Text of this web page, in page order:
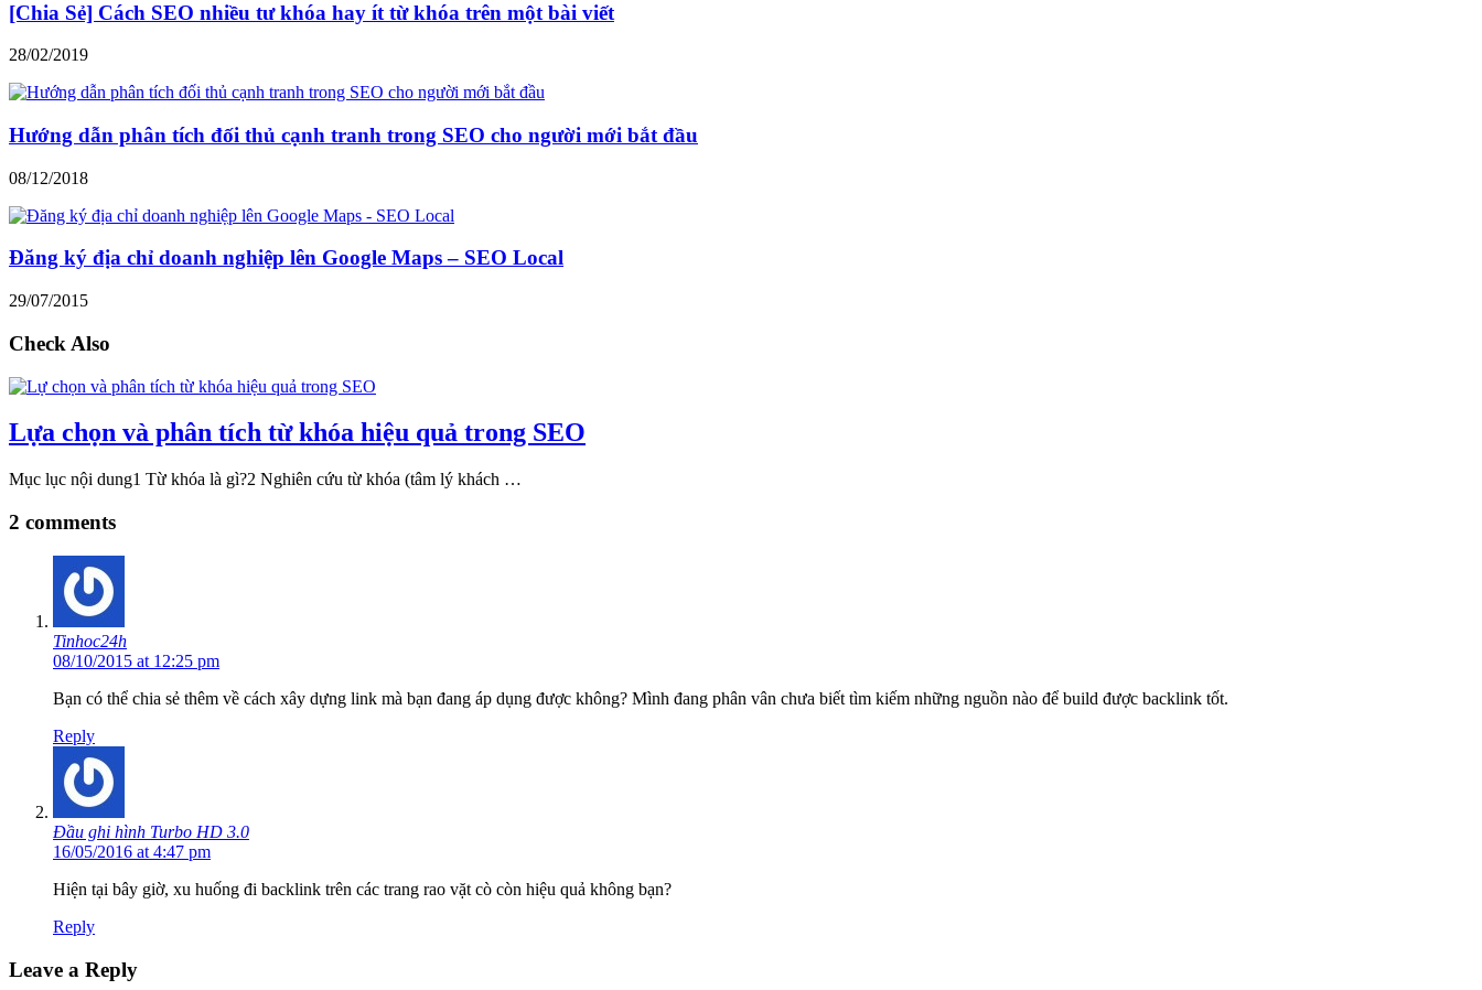
[Chia Sẻ] Cách SEO nhiều tư khóa hay ít từ khóa trên một bài viết
28/02/2019
Hướng dẫn phân tích đối thủ cạnh tranh trong SEO cho người mới bắt đầu
08/12/2018
Đăng ký địa chỉ doanh nghiệp lên Google Maps – SEO Local
29/07/2015
Check Also
Lựa chọn và phân tích từ khóa hiệu quả trong SEO
Mục lục nội dung1 Từ khóa là gì?2 Nghiên cứu từ khóa (tâm lý khách …
2 comments
Tinhoc24h
08/10/2015 at 12:25 pm
Bạn có thể chia sẻ thêm về cách xây dựng link mà bạn đang áp dụng được không? Mình đang phân vân chưa biết tìm kiếm những nguồn nào để build được backlink tốt.
Reply
Đầu ghi hình Turbo HD 3.0
16/05/2016 at 4:47 pm
Hiện tại bây giờ, xu huống đi backlink trên các trang rao vặt cò còn hiệu quả không bạn?
Reply
Leave a Reply